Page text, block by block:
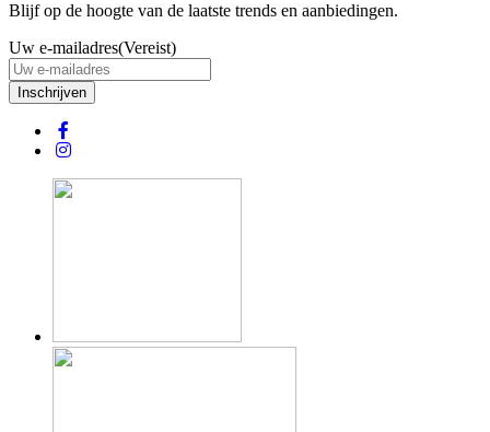
Blijf op de hoogte van de laatste trends en aanbiedingen.
Uw e-mailadres(Vereist)